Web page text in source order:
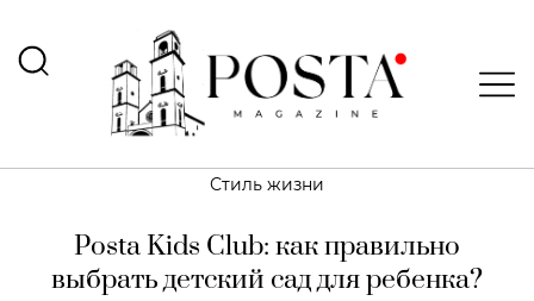
Стиль жизни
Posta Kids Club: как правильно
выбрать детский сад для ребенка?